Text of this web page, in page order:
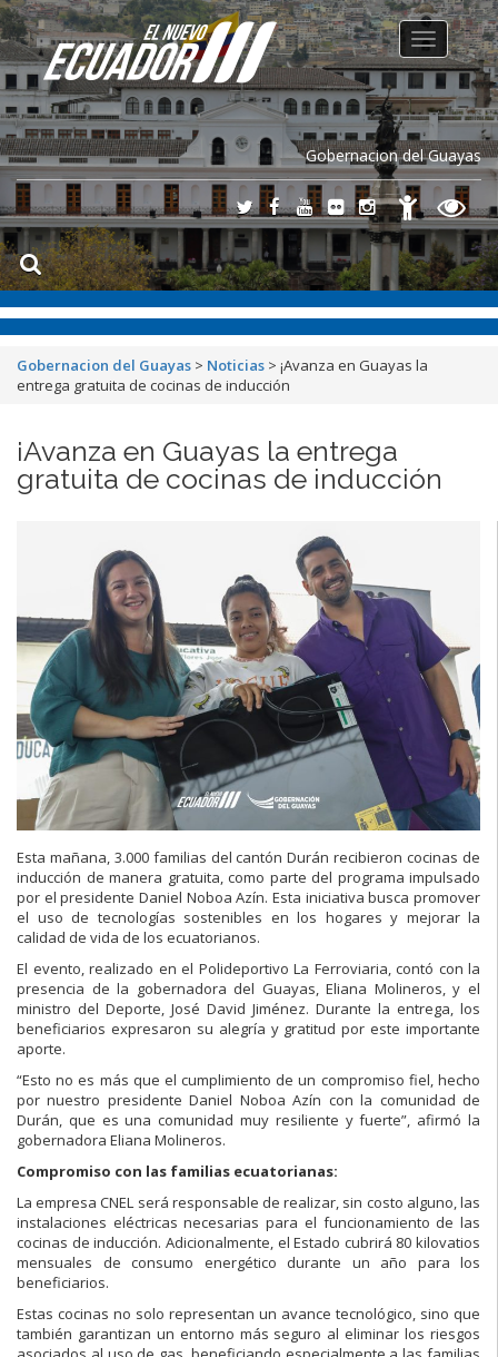
Gobernacion del Guayas
Toggle
navigation
Gobernacion del Guayas > Noticias > ¡Avanza en Guayas la
entrega gratuita de cocinas de inducción
¡Avanza en Guayas la entrega
gratuita de cocinas de inducción
Esta mañana, 3.000 familias del cantón Durán recibieron cocinas de
inducción de manera gratuita, como parte del programa impulsado
por el presidente Daniel Noboa Azín. Esta iniciativa busca promover
el uso de tecnologías sostenibles en los hogares y mejorar la
calidad de vida de los ecuatorianos.
El evento, realizado en el Polideportivo La Ferroviaria, contó con la
presencia de la gobernadora del Guayas, Eliana Molineros, y el
ministro del Deporte, José David Jiménez. Durante la entrega, los
beneficiarios expresaron su alegría y gratitud por este importante
aporte.
“Esto no es más que el cumplimiento de un compromiso fiel, hecho
por nuestro presidente Daniel Noboa Azín con la comunidad de
Durán, que es una comunidad muy resiliente y fuerte”, afirmó la
gobernadora Eliana Molineros.
Compromiso con las familias ecuatorianas:
La empresa CNEL será responsable de realizar, sin costo alguno, las
instalaciones eléctricas necesarias para el funcionamiento de las
cocinas de inducción. Adicionalmente, el Estado cubrirá 80 kilovatios
mensuales de consumo energético durante un año para los
beneficiarios.
Estas cocinas no solo representan un avance tecnológico, sino que
también garantizan un entorno más seguro al eliminar los riesgos